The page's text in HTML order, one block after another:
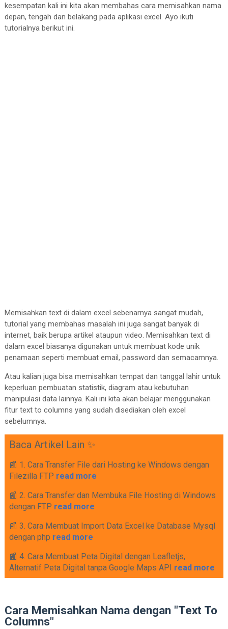
kesempatan kali ini kita akan membahas cara memisahkan nama
depan, tengah dan belakang pada aplikasi excel. Ayo ikuti
tutorialnya berikut ini.
Memisahkan text di dalam excel sebenarnya sangat mudah,
tutorial yang membahas masalah ini juga sangat banyak di
internet, baik berupa artikel ataupun video. Memisahkan text di
dalam excel biasanya digunakan untuk membuat kode unik
penamaan seperti membuat email, password dan semacamnya.
Atau kalian juga bisa memisahkan tempat dan tanggal lahir untuk
keperluan pembuatan statistik, diagram atau kebutuhan
manipulasi data lainnya. Kali ini kita akan belajar menggunakan
fitur text to columns yang sudah disediakan oleh excel
sebelumnya.
Baca Artikel Lain ✨
📰 1. Cara Transfer File dari Hosting ke Windows dengan
Filezilla FTP read more
📰 2. Cara Transfer dan Membuka File Hosting di Windows
dengan FTP read more
📰 3. Cara Membuat Import Data Excel ke Database Mysql
dengan php read more
📰 4. Cara Membuat Peta Digital dengan Leafletjs,
Alternatif Peta Digital tanpa Google Maps API read more
Cara Memisahkan Nama dengan "Text To
Columns"